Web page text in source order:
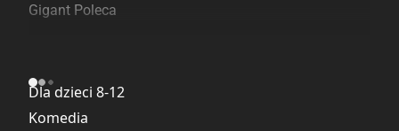
Gigant Poleca
Dla dzieci 8-12
Komedia